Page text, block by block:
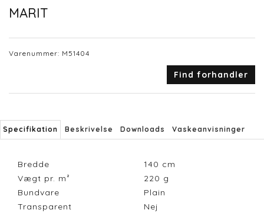
MARIT
Varenummer: M51404
Find forhandler
Specifikation Beskrivelse Downloads Vaskeanvisninger
Bredde 140 cm
Vægt pr. m²
220 g
Bundvare
Plain
Transparent
Nej